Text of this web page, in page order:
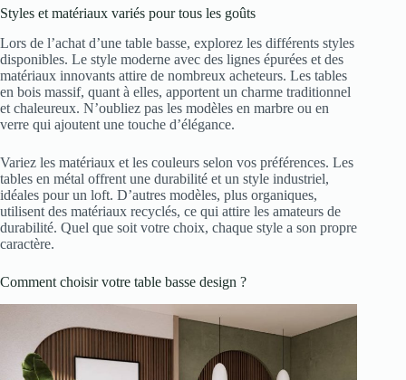
Styles et matériaux variés pour tous les goûts
Lors de l’achat d’une table basse, explorez les différents styles
disponibles. Le style moderne avec des lignes épurées et des
matériaux innovants attire de nombreux acheteurs. Les tables
en bois massif, quant à elles, apportent un charme traditionnel
et chaleureux. N’oubliez pas les modèles en marbre ou en
verre qui ajoutent une touche d’élégance.
Variez les matériaux et les couleurs selon vos préférences. Les
tables en métal offrent une durabilité et un style industriel,
idéales pour un loft. D’autres modèles, plus organiques,
utilisent des matériaux recyclés, ce qui attire les amateurs de
durabilité. Quel que soit votre choix, chaque style a son propre
caractère.
Comment choisir votre table basse design ?